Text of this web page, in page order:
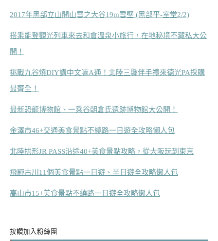
2017年黑部立山開山雪之大谷19m雪壁 (黑部平-室堂2/2)
搭乘能登觀光列車來去和倉溫泉小旅行，在地秘境不藏私大公
開！
挑戰九谷燒DIY講中文嘛A通！北陸三縣伴手禮來德光PA採購
最齊全！
最新恐龍博物館、一乘谷朝倉氏遺跡博物館大公開！
金澤市46+交通美食景點不繞路一日遊全攻略懶人包
北陸拱形JR PASS沿途40+美食景點攻略，從大阪玩到東京
飛驒古川11個美食景點一日遊、半日遊全攻略懶人包
高山市15+美食景點不繞路一日遊全攻略懶人包
按讚加入粉絲團